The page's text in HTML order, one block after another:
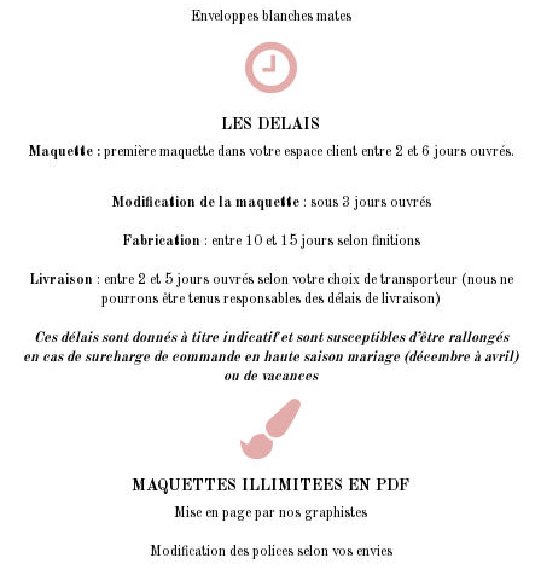
Enveloppes blanches mates
LES DELAIS
Maquette :première maquette dans votre espace client entre 2 et 6 jours ouvrés.
Modification de la maquette: sous 3 jours ouvrés
Fabrication : entre 10 et 15 jours selon finitions
Livraison : entre 2 et 5 jours ouvrés selon votre choix de transporteur (nous ne
pourrons être tenus responsables des délais de livraison)
Ces délais sont donnés à titre indicatif et sont susceptibles d’être rallongés
en cas de surcharge de commande en haute saison mariage (décembre à avril)
ou de vacances
MAQUETTES ILLIMITEES EN PDF
Mise en page par nos graphistes
Modification des polices selon vos envies